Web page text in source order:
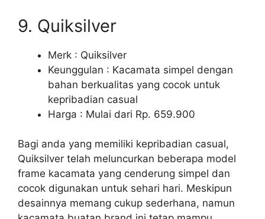
9. Quiksilver
Merk : Quiksilver
Keunggulan : Kacamata simpel dengan
bahan berkualitas yang cocok untuk
kepribadian casual
Harga : Mulai dari Rp. 659.900
Bagi anda yang memiliki kepribadian casual,
Quiksilver telah meluncurkan beberapa model
frame kacamata yang cenderung simpel dan
cocok digunakan untuk sehari hari. Meskipun
desainnya memang cukup sederhana, namun